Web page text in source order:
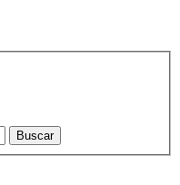
Buscar